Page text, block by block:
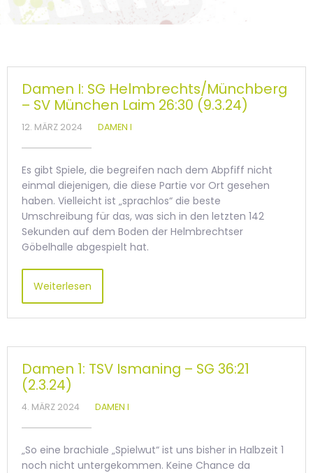
Damen I: SG Helmbrechts/Münchberg
– SV München Laim 26:30 (9.3.24)
12. MÄRZ 2024 DAMEN I
Es gibt Spiele, die begreifen nach dem Abpfiff nicht
einmal diejenigen, die diese Partie vor Ort gesehen
haben. Vielleicht ist „sprachlos“ die beste
Umschreibung für das, was sich in den letzten 142
Sekunden auf dem Boden der Helmbrechtser
Göbelhalle abgespielt hat.
Weiterlesen
Damen 1: TSV Ismaning – SG 36:21
(2.3.24)
4. MÄRZ 2024 DAMEN I
„So eine brachiale „Spielwut“ ist uns bisher in Halbzeit 1
noch nicht untergekommen. Keine Chance da